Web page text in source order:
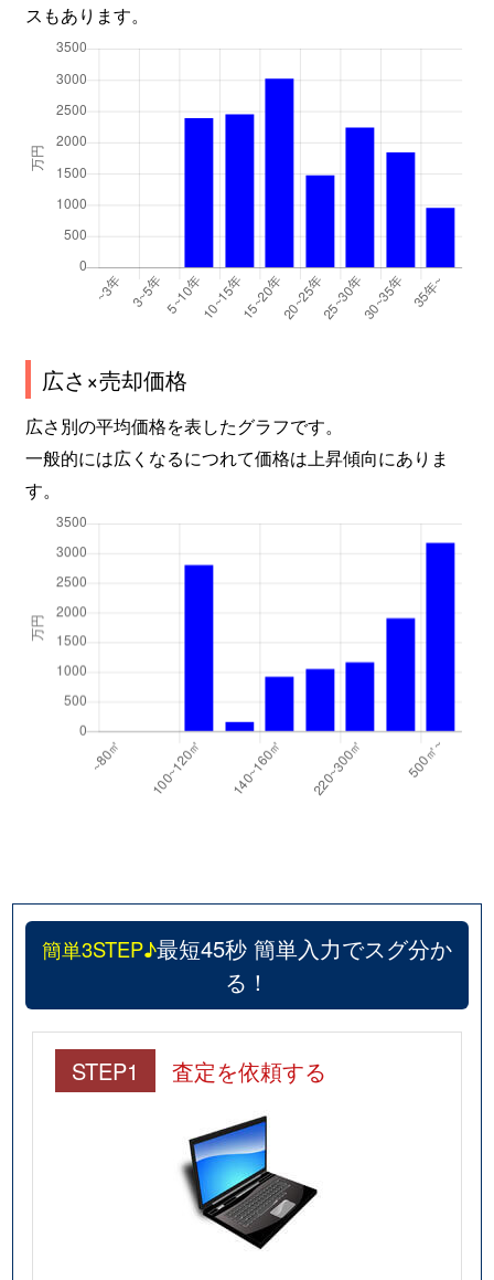
スもあります。
広さ×売却価格
広さ別の平均価格を表したグラフです。
一般的には広くなるにつれて価格は上昇傾向にありま
す。
簡単3STEP♪最短45秒 簡単入力でスグ分か
る！
STEP1 査定を依頼する